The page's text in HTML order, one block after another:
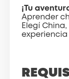
¡Tu
Aprender
Elegí